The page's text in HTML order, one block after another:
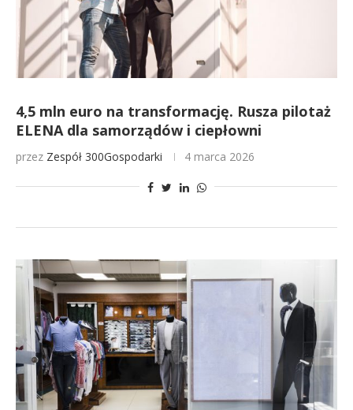
4,5 mln euro na transformację. Rusza pilotaż
ELENA dla samorządów i ciepłowni
przez Zespół 300Gospodarki 4 marca 2026